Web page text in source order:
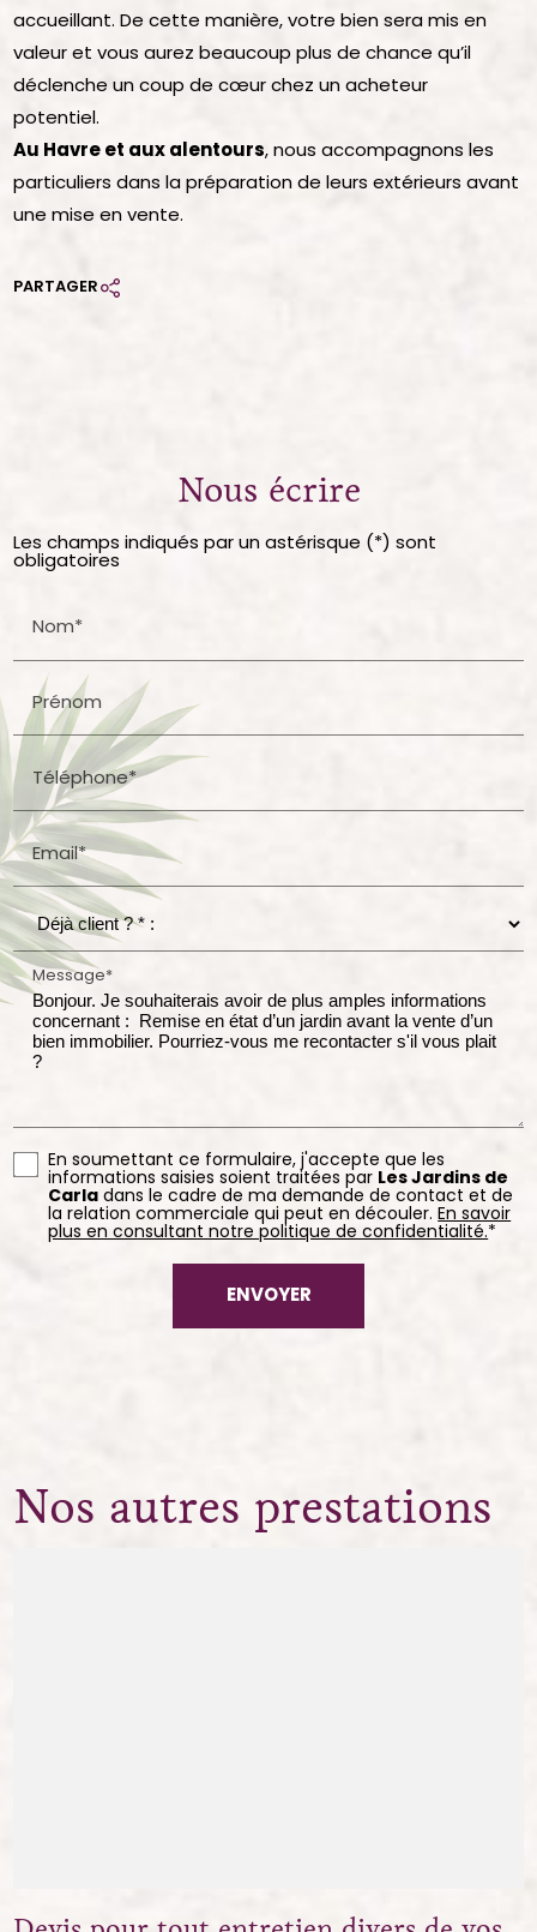
accueillant. De cette manière, votre bien sera mis en
valeur et vous aurez beaucoup plus de chance qu’il
déclenche un coup de cœur chez un acheteur
potentiel.
Au Havre et aux alentours, nous accompagnons les
particuliers dans la préparation de leurs extérieurs avant
une mise en vente.
PARTAGER
Nous écrire
Les champs indiqués par un astérisque (*) sont
obligatoires
Nom*
Prénom
Téléphone*
Email*
Message*
En soumettant ce formulaire, j'accepte que les
informations saisies soient traitées par Les Jardins de
Carla dans le cadre de ma demande de contact et de
la relation commerciale qui peut en découler.En savoir
plus en consultant notre politique de confidentialité.*
Nos autres prestations